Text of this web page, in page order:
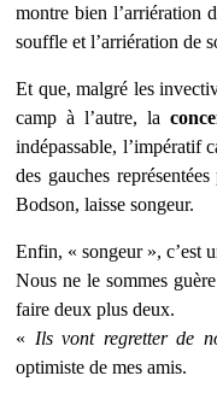
montre bien l’arriération
souffle et l’arriération de
Et que, malgré les
camp à l’autre, la
indépassable, l’impératif
des gauches représentées
Bodson, laisse songeur.
Enfin, « songeur », c’est
Nous ne le sommes guère
faire deux plus deux.
« Ils vont regretter de
optimiste de mes amis.